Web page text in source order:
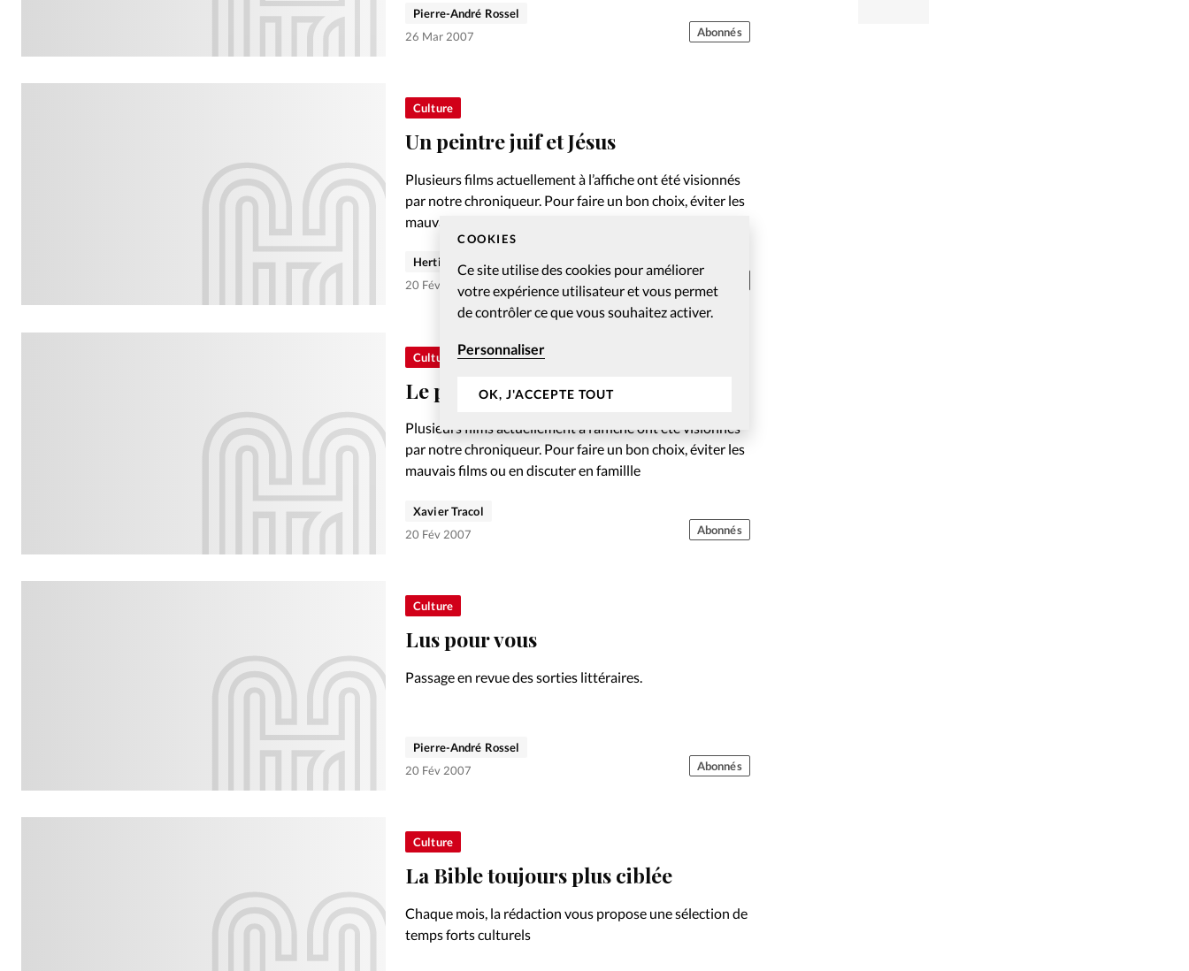
COOKIES
Ce site utilise des cookies pour améliorer
votre expérience utilisateur et vous permet
de contrôler ce que vous souhaitez activer.
Personnaliser
OK, J'ACCEPTE TOUT
Pierre-André Rossel
26 Mar 2007
Abonnés
Culture
Un peintre juif et Jésus
Plusieurs films actuellement à l’affiche ont été visionnés
par notre chroniqueur. Pour faire un bon choix, éviter les
mauvais films ou en discuter en famillle
Herti Dixon
20 Fév 2007
Culture
Le paganisme sied à la bédé
Plusieurs films actuellement à l’affiche ont été visionnés
par notre chroniqueur. Pour faire un bon choix, éviter les
mauvais films ou en discuter en famillle
Xavier Tracol
20 Fév 2007
Abonnés
Culture
Lus pour vous
Passage en revue des sorties littéraires.
Pierre-André Rossel
20 Fév 2007
Abonnés
Culture
La Bible toujours plus ciblée
Chaque mois, la rédaction vous propose une sélection de
temps forts culturels